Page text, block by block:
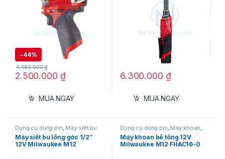
-44%
2.500.000 ₫
4.460.000₫
MUA NGAY
6.300.000 ₫
MUA NGAY
Dụng cụ dùng pin, Máy siết bu
lông Máy siết bu lông dùng pin
12V,Milwaukee
Máy siết bu lông góc 1/2″
12V Milwaukee M12
Dụng cụ dùng pin, Máy khoan,
Máy khoan bê tông Máy khoan
bê tông dùng pin 12V, Milwaukee
Máy khoan bê tông 12V
Milwaukee M12 FHAC16-0